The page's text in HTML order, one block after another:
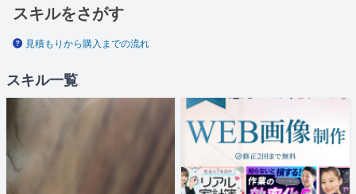
スキルをさがす
見積もりから購入までの流れ
スキル一覧